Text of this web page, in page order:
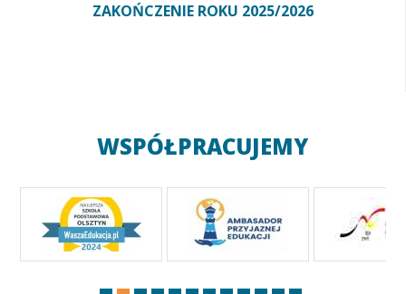
ZAKOŃCZENIE ROKU 2025/2026
WSPÓŁPRACUJEMY